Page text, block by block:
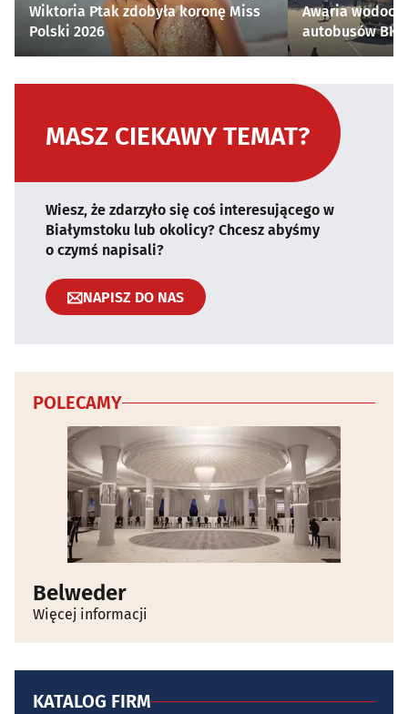
Wiktoria Ptak zdobyła koronę Miss
Polski 2026
Awaria
autobusów
MASZ CIEKAWY TEMAT?
Wiesz, że zdarzyło się coś interesującego w
Białymstoku lub okolicy? Chcesz abyśmy
o czymś napisali?
NAPISZ DO NAS
POLECAMY
Belweder
Więcej informacji
KATALOG FIRM